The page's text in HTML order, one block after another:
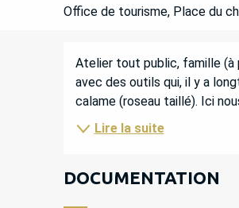
Office de tourisme, Place du
Atelier tout public, famille (à
avec des outils qui, il y a
calame (roseau taillé). Ici
Lire la suite
DOCUMENTATION